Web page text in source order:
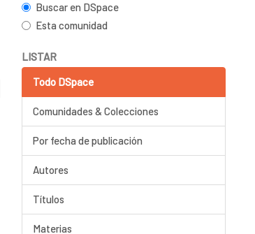
Buscar en DSpace
Esta comunidad
LISTAR
Todo DSpace
Comunidades & Colecciones
Por fecha de publicación
Autores
Títulos
Materias